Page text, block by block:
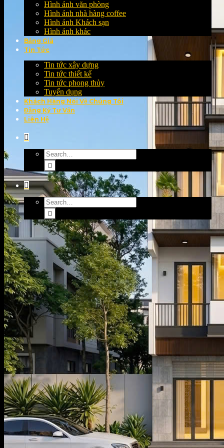
Hình ảnh văn phòng
Hình ảnh nhà hàng coffee
Hình ảnh Khách sạn
Hình ảnh khác
Bảng Giá
Tin Tức
Tin tức xây dựng
Tin tức thiết kế
Tin tức phong thủy
Tuyển dụng
Khách Hàng Nói Về Chúng Tôi
Đăng Ký Tư Vấn
Liên Hệ